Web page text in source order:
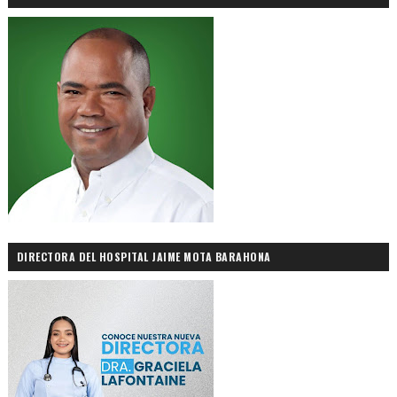
DIRECTORA DEL HOSPITAL JAIME MOTA BARAHONA